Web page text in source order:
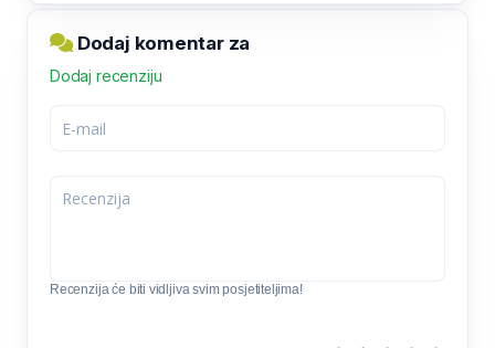
Dodaj komentar za
Dodaj recenziju
Recenzija će biti vidljiva svim posjetiteljima!